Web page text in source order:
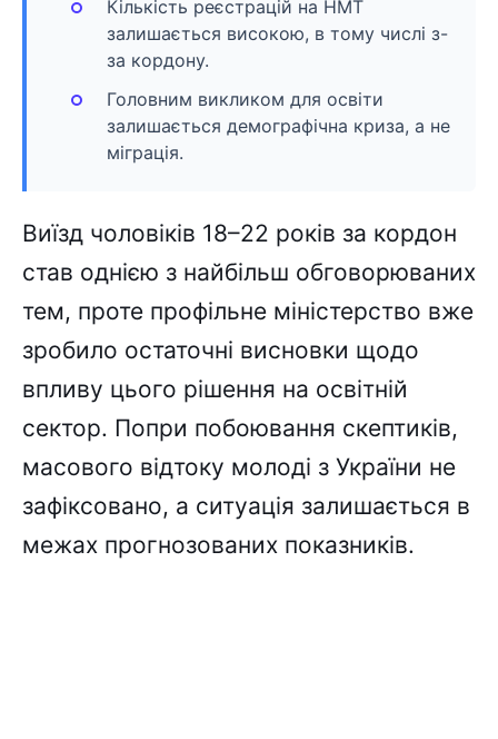
Кількість реєстрацій на НМТ
залишається високою, в тому числі з-
за кордону.
Головним викликом для освіти
залишається демографічна криза, а не
міграція.
Виїзд чоловіків 18–22 років за кордон
став однією з найбільш обговорюваних
тем, проте профільне міністерство вже
зробило остаточні висновки щодо
впливу цього рішення на освітній
сектор. Попри побоювання скептиків,
масового відтоку молоді з України не
зафіксовано, а ситуація залишається в
межах прогнозованих показників.